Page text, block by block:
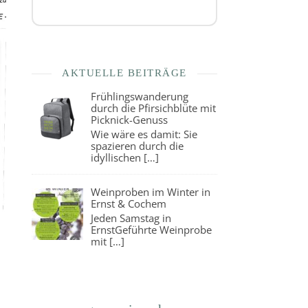
AKTUELLE BEITRÄGE
Frühlingswanderung
durch die Pfirsichblüte mit
Picknick-Genuss
Wie wäre es damit: Sie
spazieren durch die
idyllischen […]
Weinproben im Winter in
Ernst & Cochem
Jeden Samstag in
ErnstGeführte Weinprobe
mit […]